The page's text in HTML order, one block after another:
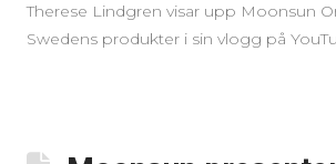
Therese Lindgren visar upp Moonsun
Swedens produkter i sin vlogg på